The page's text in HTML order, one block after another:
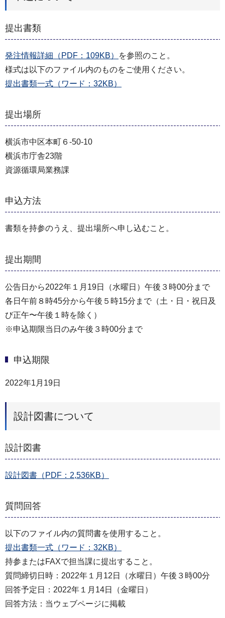
提出書類
発注情報詳細（PDF：109KB）
を参照のこと。
様式は以下のファイル内のものをご使用ください。
提出書類一式（ワード：32KB）
提出場所
横浜市中区本町６-50-10
横浜市庁舎23階
資源循環局業務課
申込方法
書類を持参のうえ、提出場所へ申し込むこと。
提出期間
公告日から2022年１月19日（水曜日）午後３時00分まで
各日午前８時45分から午後５時15分まで（⼟・⽇・祝⽇及
び正午〜午後１時を除く）
※申込期限当日のみ午後３時00分まで
申込期限
2022年1月19日
設計図書について
設計図書
設計図書（PDF：2,536KB）
質問回答
以下のファイル内の質問書を使用すること。
提出書類一式（ワード：32KB）
持参またはFAXで担当課に提出すること。
質問締切日時：2022年１月12日（水曜日）午後３時00分
回答予定日：2022年１月14日（金曜日）
回答方法：当ウェブページに掲載